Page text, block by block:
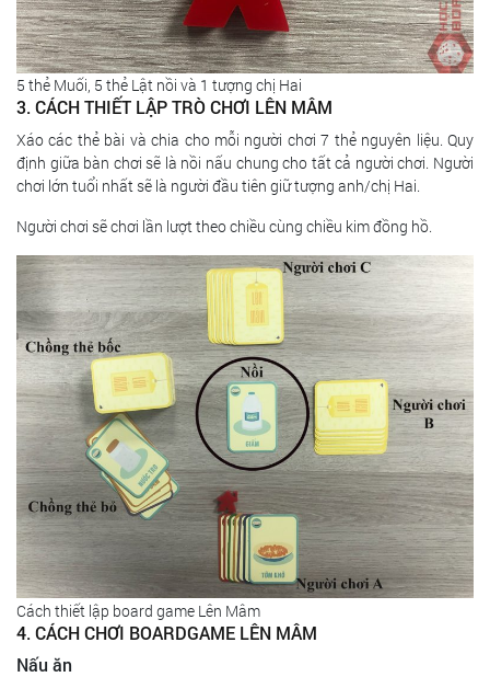
5 thẻ Muối, 5 thẻ Lật nồi và 1 tượng chị Hai
3. CÁCH THIẾT LẬP TRÒ CHƠI LÊN MÂM
Xáo các thẻ bài và chia cho mỗi người chơi 7 thẻ nguyên liệu. Quy
định giữa bàn chơi sẽ là nồi nấu chung cho tất cả người chơi. Người
chơi lớn tuổi nhất sẽ là người đầu tiên giữ tượng anh/chị Hai.
Người chơi sẽ chơi lần lượt theo chiều cùng chiều kim đồng hồ.
Cách thiết lập board game Lên Mâm
4. CÁCH CHƠI BOARDGAME LÊN MÂM
Nấu ăn